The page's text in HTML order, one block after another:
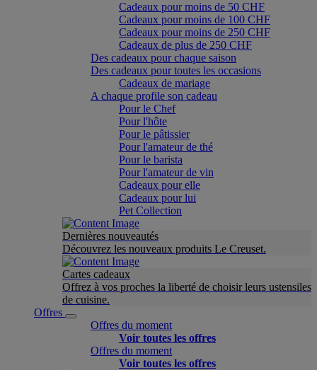
Cadeaux pour moins de 50 CHF
Cadeaux pour moins de 100 CHF
Cadeaux pour moins de 250 CHF
Cadeaux de plus de 250 CHF
Des cadeaux pour chaque saison
Des cadeaux pour toutes les occasions
Cadeaux de mariage
A chaque profile son cadeau
Pour le Chef
Pour l'hôte
Pour le pâtissier
Pour l'amateur de thé
Pour le barista
Pour l'amateur de vin
Cadeaux pour elle
Cadeaux pour lui
Pet Collection
Dernières nouveautés
Découvrez les nouveaux produits Le Creuset.
Cartes cadeaux
Offrez à vos proches la liberté de choisir leurs ustensiles
de cuisine.
Offres
Offres du moment
Voir toutes les offres
Offres du moment
Voir toutes les offres